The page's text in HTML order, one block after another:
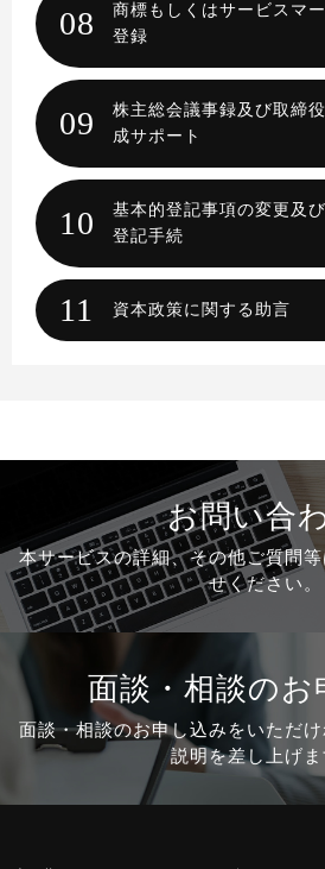
08
商標もしくはサービスマ
登録
09
株主総会議事録及び取締
成サポート
10
基本的登記事項の変更及
登記手続
11 資本政策に関する助言
お問い合
本サービスの詳細、その他ご質問等
せください。
面談・相談のお
面談・相談のお申し込みをいただけ
説明を差し上げま